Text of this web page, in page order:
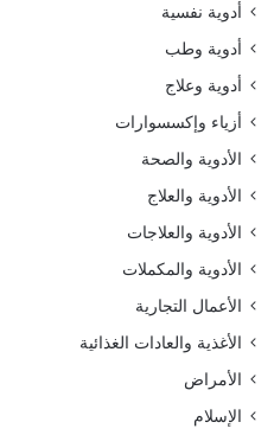
أدوية نفسية
أدوية وطب
أدوية وعلاج
أزياء وإكسسوارات
الأدوية والصحة
الأدوية والعلاج
الأدوية والعلاجات
الأدوية والمكملات
الأعمال التجارية
الأغذية والعادات الغذائية
الأمراض
الإسلام